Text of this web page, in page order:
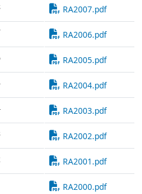
Document
RA2007.pdf
Document
RA2006.pdf
Document
RA2005.pdf
Document
RA2004.pdf
Document
RA2003.pdf
Document
RA2002.pdf
Document
RA2001.pdf
Document
RA2000.pdf